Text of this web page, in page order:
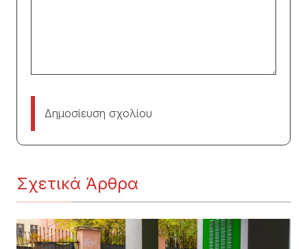
Δημοσίευση σχολίου
Σχετικά Άρθρα